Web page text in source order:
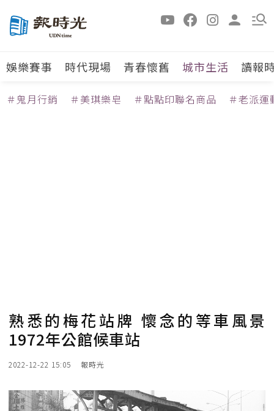
娛樂賽事 時代現場 青春懷舊 城市生活 讀報
＃鬼月行銷 ＃美琪樂皂 ＃點點印聯名商品 ＃老派運
熟悉的梅花站牌 懷念的等車風景
1972年公館候車站
2022-12-22 15:05 報時光